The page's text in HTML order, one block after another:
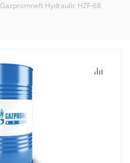
Gazpromneft Hydraulic HZF-68